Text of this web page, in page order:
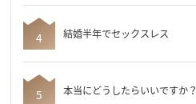
結婚半年でセックスレス
本当にどうしたらいいですか？